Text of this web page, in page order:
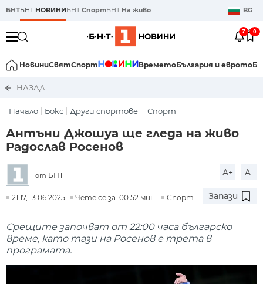
БНТБНТ НОВИНИБНТСпортБНТ На живо BG
7 0
НовиниСвятСпорт ВреметоБългария и еврото
НАЗАД
Начало Бокс Други спортове Спорт
Антъни Джошуа ще гледа на живо
Радослав Росенов
от БНТ A+ A-
21:17, 13.06.2025 Чете се за: 00:52 мин. Спорт Запази
Срещите започват от 22:00 часа българско
време, като тази на Росенов е трета в
програмата.